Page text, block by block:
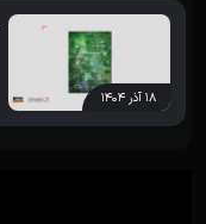
۱۸ آذر ۱۴۰۴